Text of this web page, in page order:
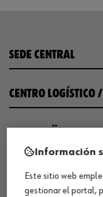
SEDE CENTRAL
CENTRO LOGÍSTICO
COMUNICACIÓN
Información
Este sitio web
gestionar el portal,